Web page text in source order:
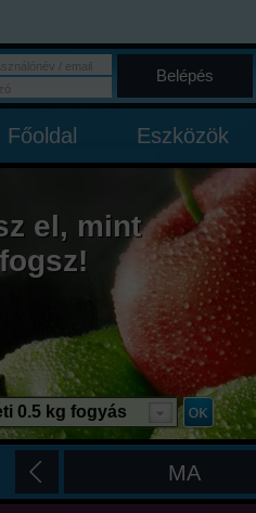
Belépés
Főoldal Eszközök
el, mint
0.5 kg fogyás
MA